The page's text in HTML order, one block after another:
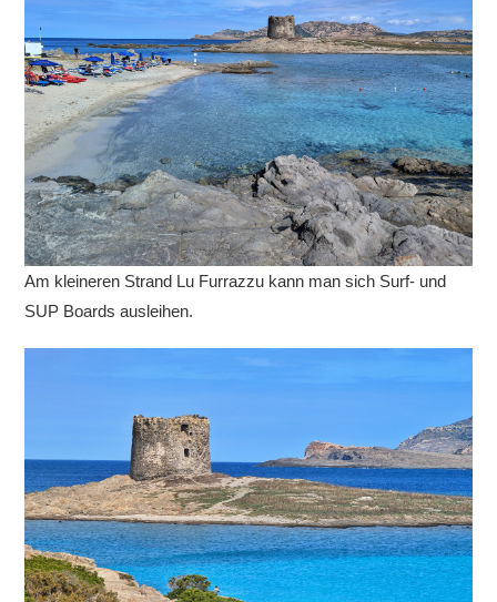
Am kleineren Strand Lu Furrazzu kann man sich Surf- und
SUP Boards ausleihen.